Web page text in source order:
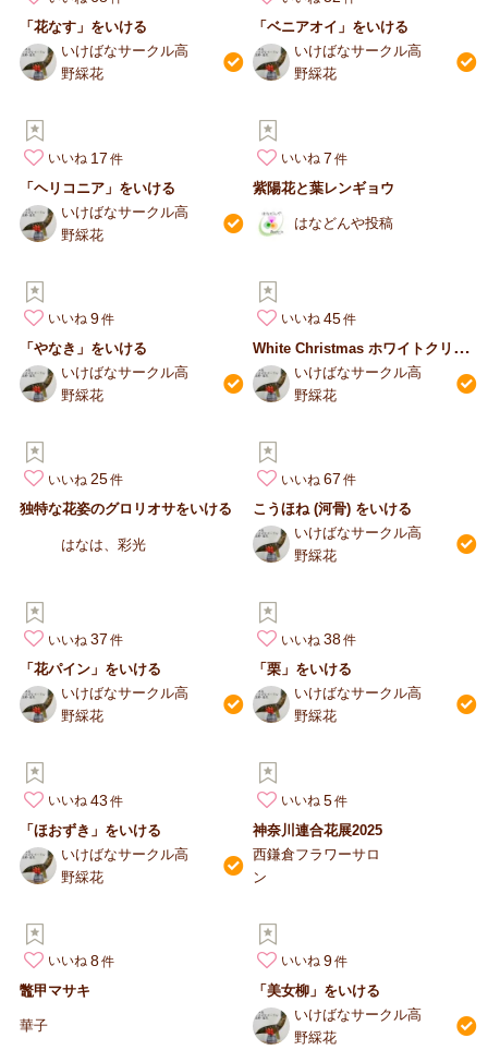
「花なす」をいける
いけばなサークル高
野綵花
「ベニアオイ」をいける
いけばなサークル高
野綵花
いいね 17
「ヘリコニア」をいける
いけばなサークル高
野綵花
いいね 7
紫陽花と葉レンギョウ
はなどんや投稿
いいね 9
「やなき」をいける
いけばなサークル高
野綵花
いいね 45
W
hite Christmas ホワイトクリスマス アレンジ
いけばなサークル高
野綵花
いいね 25
独特な花姿のグロリオサをいける
はなは、彩光
いいね 67
こうほね (河骨) をいける
いけばなサークル高
野綵花
いいね 37
「花パイン」をいける
いけばなサークル高
野綵花
いいね 38
「栗」をいける
いけばなサークル高
野綵花
いいね 43
「ほおずき」をいける
いけばなサークル高
野綵花
いいね 5
神奈川連合花展2025
西鎌倉フラワーサロ
ン
いいね 8
鼈甲マサキ
華子
いいね 9
「美女柳」をいける
いけばなサークル高
野綵花